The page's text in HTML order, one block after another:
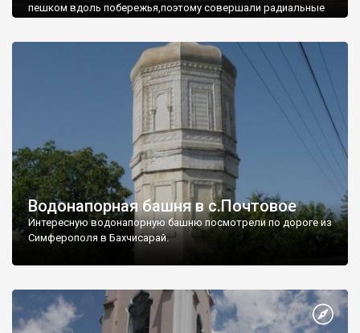
пешком вдоль побережья,поэтому совершали радиальные
Водонапорная башня в с.Почтовое
Интересную водонапорную башню посмотрели по дороге из
Симферополя в Бахчисарай.